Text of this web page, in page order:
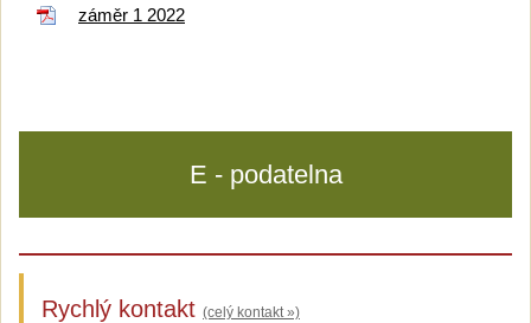
záměr 1 2022
E - podatelna
Rychlý kontakt (celý kontakt »)